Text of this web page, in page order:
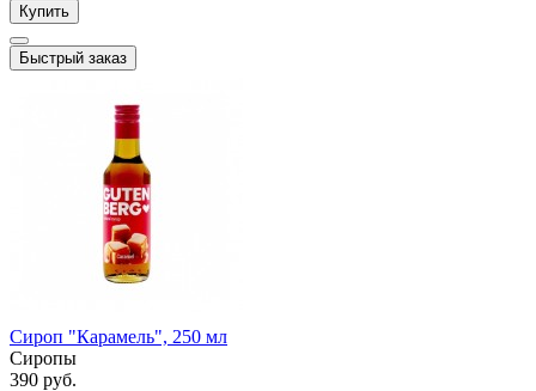
Купить
Быстрый заказ
Сироп "Карамель", 250 мл
Сиропы
390 руб.